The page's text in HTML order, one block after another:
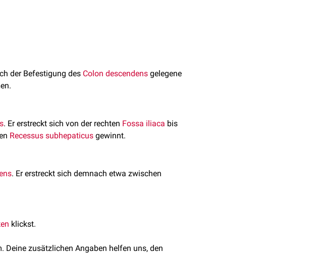
der Befestigung des Colon descendens gelegene
. Er erstreckt sich von der rechten Fossa iliaca bis
Recessus subhepaticus gewinnt.
. Er erstreckt sich demnach etwa zwischen
klickst.
zusätzlichen Angaben helfen uns, den